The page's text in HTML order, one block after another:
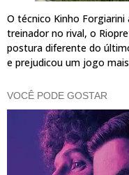
O técnico Kinho
treinador no rival, o
postura diferente do
e prejudicou um jogo